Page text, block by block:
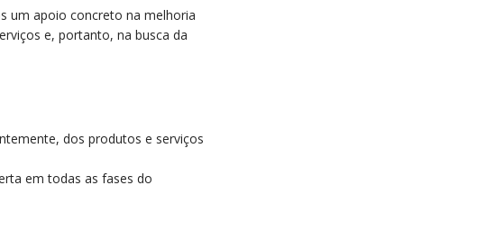
um apoio concreto na melhoria
e, portanto, na busca da
dos produtos e serviços
em todas as fases do